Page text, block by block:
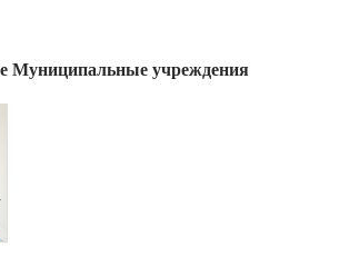
Муниципальные учреждения